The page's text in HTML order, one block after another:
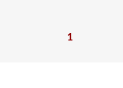
1